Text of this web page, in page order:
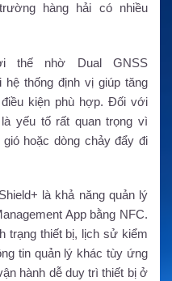
hàng hải có nhiều
thế nhờ Dual GNSS
thống định vị giúp tăng
kiện phù hợp. Đối với
yếu tố rất quan trọng vì
hoặc dòng chảy đẩy đi
là khả năng quản lý
App bằng NFC.
trạng thiết bị, lịch sử kiểm
tin quản lý khác tùy ứng
hành dễ duy trì thiết bị ở